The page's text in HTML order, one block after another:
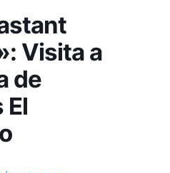
Visita a
de
El